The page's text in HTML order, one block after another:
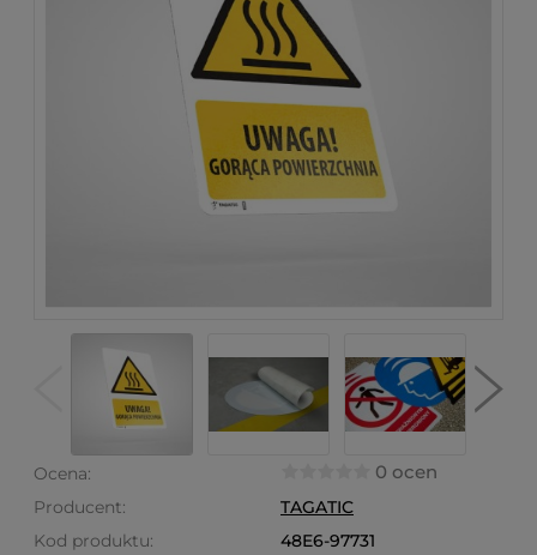
Ocena: 0 ocen
Producent:
TAGATIC
Kod produktu:
48E6-97731